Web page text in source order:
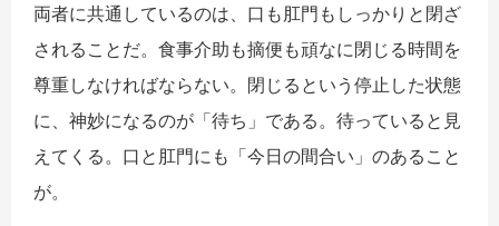
両者に共通しているのは、口も肛門もしっかりと閉ざ
されることだ。食事介助も摘便も頑なに閉じる時間を
尊重しなければならない。閉じるという停止した状態
に、神妙になるのが「待ち」である。待っていると見
えてくる。口と肛門にも「今日の間合い」のあること
が。